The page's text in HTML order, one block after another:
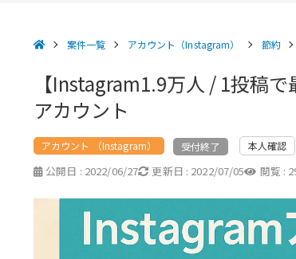
案件一覧 アカウント（Instagram） 節約
【Instagram1.9万人 / 1投稿
アカウント
アカウント （Instagram） 受付終了 本人確認
公開日 : 2022/06/27 更新日 : 2022/07/05 閲覧 :